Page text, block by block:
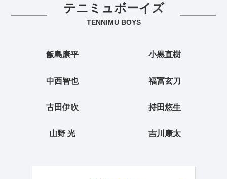
テニミュボーイズ
TENNIMU BOYS
飯島康平 小黒直樹
中西智也 福冨玄刀
古田伊吹 持田悠生
山野 光 吉川康太